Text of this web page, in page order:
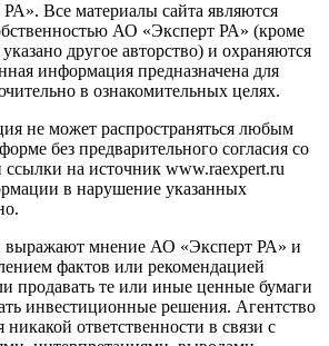
Все материалы сайта являются
АО «Эксперт РА» (кроме
другое авторство) и охраняются
информация предназначена для
в ознакомительных целях.
не может распространяться любым
без предварительного согласия со
ссылки на источник www.raexpert.ru
в нарушение указанных
выражают мнение АО «Эксперт РА» и
фактов или рекомендацией
продавать те или иные ценные бумаги
инвестиционные решения. Агентство
ответственности в связи с